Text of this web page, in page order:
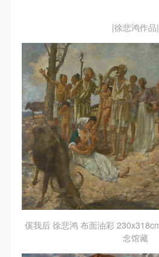
|徐悲鸿作品|
傒我后 徐悲鸿 布面油彩
念馆藏